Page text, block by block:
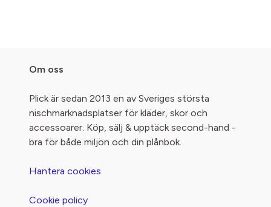
Om oss
Plick är sedan 2013 en av Sveriges största
nischmarknadsplatser för kläder, skor och
accessoarer. Köp, sälj & upptäck second-hand -
bra för både miljön och din plånbok.
Hantera cookies
Cookie policy